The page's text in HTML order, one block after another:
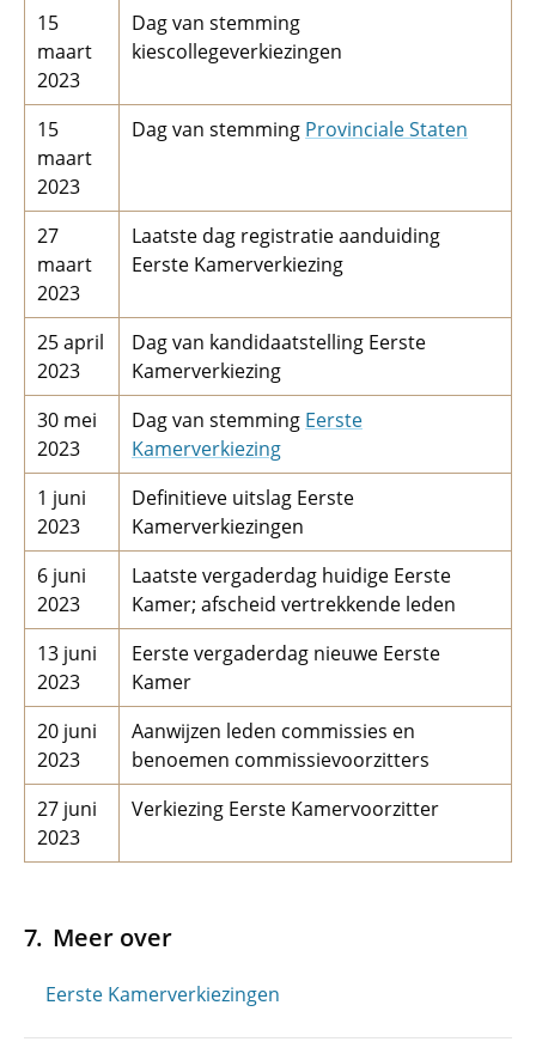
15
maart
2023
Dag van stemming
kiescollegeverkiezingen
15
maart
2023
Dag van stemming Provinciale Staten
27
maart
2023
Laatste dag registratie aanduiding
Eerste Kamerverkiezing
25 april
2023
Dag van kandidaatstelling Eerste
Kamerverkiezing
30 mei
2023
Dag van stemming Eerste
Kamerverkiezing
1 juni
2023
Definitieve uitslag Eerste
Kamerverkiezingen
6 juni
2023
Laatste vergaderdag huidige Eerste
Kamer; afscheid vertrekkende leden
13 juni
2023
Eerste vergaderdag nieuwe Eerste
Kamer
20 juni
2023
Aanwijzen leden commissies en
benoemen commissievoorzitters
27 juni
2023
Verkiezing Eerste Kamervoorzitter
Meer over
Eerste Kamerverkiezingen